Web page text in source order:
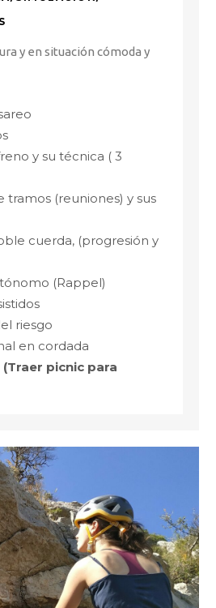
y en situación cómoda y
y su técnica ( 3
tramos (reuniones) y sus
cuerda, (progresión y
(Rappel)
riesgo
en cordada
(Traer picnic para